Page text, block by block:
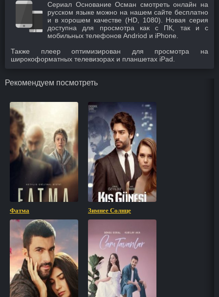
Сериал Основание Осман смотреть онлайн на
русском языке можно на нашем сайте бесплатно
и в хорошем качестве (HD, 1080). Новая серия
доступна для просмотра как с ПК, так и с
мобильных телефонов Andriod и iPhone.
Также плеер оптимизирован для просмотра на
широкоформатных телевизорах и планшетах iPad.
Рекомендуем посмотреть
Фатма Зимнее Солнце